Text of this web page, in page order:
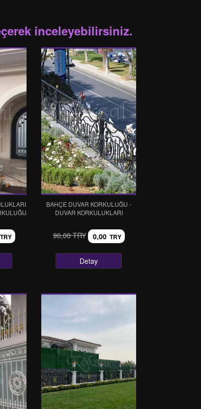
inceleyebilirsiniz.
TRY
BAHÇE DUVAR KORKULUĞU -
DUVAR KORKULUKLARI
90,00 TRY 0,00 TRY
Detay